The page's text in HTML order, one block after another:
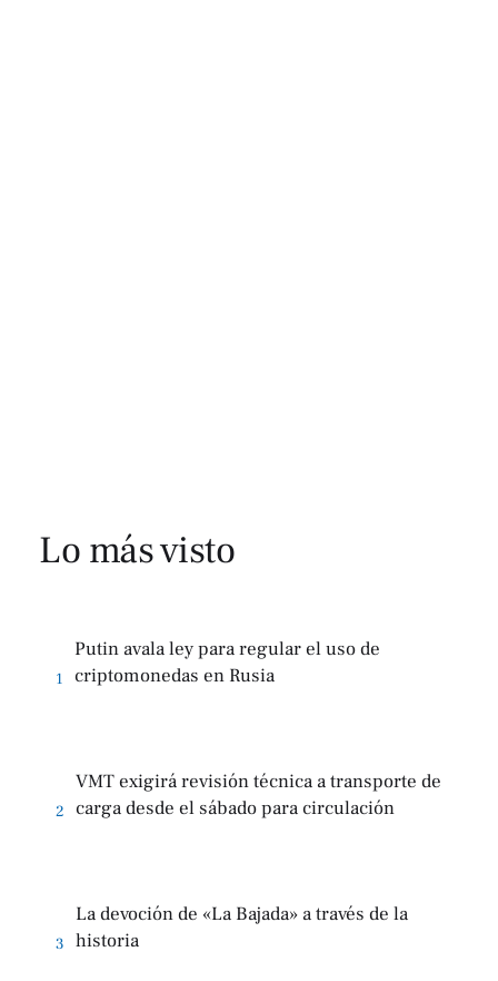
Lo más visto
1
Putin avala ley para regular el uso de
criptomonedas en Rusia
2
VMT exigirá revisión técnica a transporte de
carga desde el sábado para circulación
3
La devoción de «La Bajada» a través de la
historia